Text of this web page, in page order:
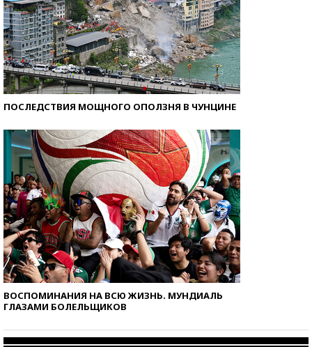
ПОСЛЕДСТВИЯ МОЩНОГО ОПОЛЗНЯ В ЧУНЦИНЕ
ВОСПОМИНАНИЯ НА ВСЮ ЖИЗНЬ. МУНДИАЛЬ
ГЛАЗАМИ БОЛЕЛЬЩИКОВ